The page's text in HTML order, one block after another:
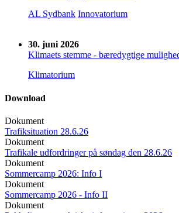
AL Sydbank Innovatorium
30. juni 2026
Klimaets stemme - bæredygtige
Klimatorium
Download
Dokument
Trafiksituation 28.6.26
Dokument
Trafikale udfordringer på søndag den 28.6.26
Dokument
Sommercamp 2026: Info I
Dokument
Sommercamp 2026 - Info II
Dokument